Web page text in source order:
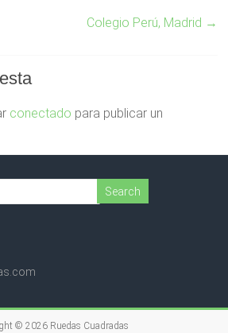
Colegio Perú, Madrid →
conectado para publicar un
© 2026 Ruedas Cuadradas